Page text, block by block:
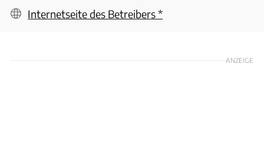
Internetseite des Betreibers*
ANZEIGE